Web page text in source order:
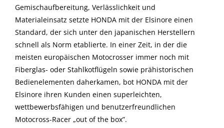
Gemischaufbereitung, Verlässlichkeit und
Materialeinsatz setzte HONDA mit der Elsinore einen
Standard, der sich unter den japanischen Herstellern
schnell als Norm etablierte. In einer Zeit, in der die
meisten europäischen Motocrosser immer noch mit
Fiberglas- oder Stahlkotflügeln sowie prähistorischen
Bedienelementen daherkamen, bot HONDA mit der
Elsinore ihren Kunden einen superleichten,
wettbewerbsfähigen und benutzerfreundlichen
Motocross-Racer „out of the box”.